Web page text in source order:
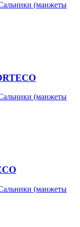
(манжеты
(манжеты
(манжеты